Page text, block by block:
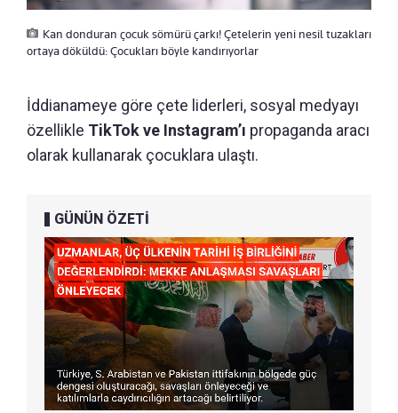
Kan donduran çocuk sömürü çarkı! Çetelerin yeni nesil tuzakları
ortaya döküldü: Çocukları böyle kandırıyorlar
İddianameye göre çete liderleri, sosyal medyayı
özellikle TikTok ve Instagram’ı propaganda aracı
olarak kullanarak çocuklara ulaştı.
GÜNÜN ÖZETİ